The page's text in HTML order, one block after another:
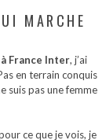
MARCHE
France Inter, j’ai
en terrain conquis
suis pas une femme
ce que je vois, je